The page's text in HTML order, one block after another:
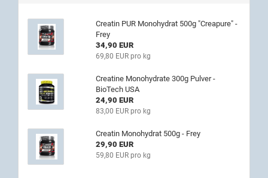
Creatin PUR Monohydrat 500g "Creapure" -
Frey
34,90 EUR
69,80 EUR pro kg
Creatine Monohydrate 300g Pulver -
BioTech USA
24,90 EUR
83,00 EUR pro kg
Creatin Monohydrat 500g - Frey
29,90 EUR
59,80 EUR pro kg